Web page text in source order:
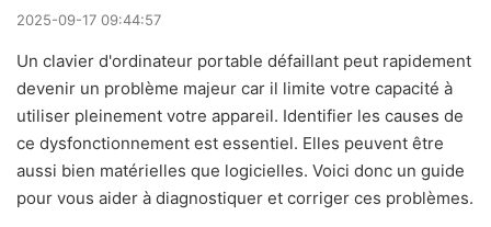
2025-09-17 09:44:57
Un clavier d'ordinateur portable défaillant peut rapidement
devenir un problème majeur car il limite votre capacité à
utiliser pleinement votre appareil. Identifier les causes de
ce dysfonctionnement est essentiel. Elles peuvent être
aussi bien matérielles que logicielles. Voici donc un guide
pour vous aider à diagnostiquer et corriger ces problèmes.